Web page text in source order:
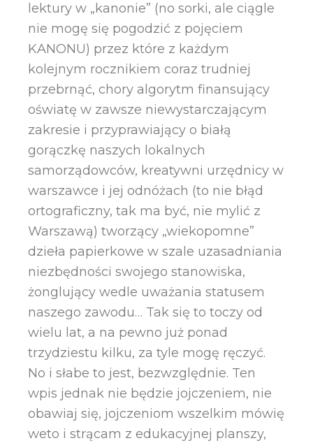
lektury w „kanonie” (no sorki, ale ciągle
nie mogę się pogodzić z pojęciem
KANONU) przez które z każdym
kolejnym rocznikiem coraz trudniej
przebrnąć, chory algorytm finansujący
oświatę w zawsze niewystarczającym
zakresie i przyprawiający o białą
gorączkę naszych lokalnych
samorządowców, kreatywni urzędnicy w
warszawce i jej odnóżach (to nie błąd
ortograficzny, tak ma być, nie mylić z
Warszawą) tworzący „wiekopomne”
dzieła papierkowe w szale uzasadniania
niezbędności swojego stanowiska,
żonglujący wedle uważania statusem
naszego zawodu… Tak się to toczy od
wielu lat, a na pewno już ponad
trzydziestu kilku, za tyle mogę ręczyć.
No i słabe to jest, bezwzględnie. Ten
wpis jednak nie będzie jojczeniem, nie
obawiaj się, jojczeniom wszelkim mówię
weto i strącam z edukacyjnej planszy,